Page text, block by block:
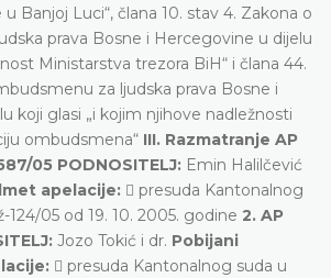
Banjoj Luci“, člana 10. stav 4. Zakona o
prava Bosne i Hercegovine u dijelu
Ministarstva trezora BiH“ i člana 44.
za ljudska prava Bosne i
koji glasi „i kojim njihove nadležnosti
ombudsmena“ III. Razmatranje AP
05 PODNOSITELJ: Emin Halilčević
apelacije:  presuda Kantonalnog
124/05 od 19. 10. 2005. godine 2. AP
Jozo Tokić i dr. Pobijani
 presuda Kantonalnog suda u